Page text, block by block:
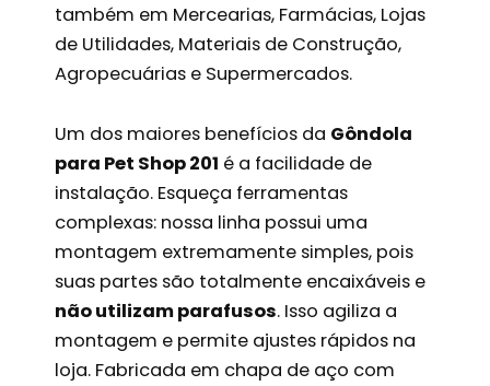
também em Mercearias, Farmácias, Lojas
de Utilidades, Materiais de Construção,
Agropecuárias e Supermercados.
Um dos maiores benefícios da Gôndola
para Pet Shop 201 é a facilidade de
instalação. Esqueça ferramentas
complexas: nossa linha possui uma
montagem extremamente simples, pois
suas partes são totalmente encaixáveis e
não utilizam parafusos. Isso agiliza a
montagem e permite ajustes rápidos na
loja. Fabricada em chapa de aço com